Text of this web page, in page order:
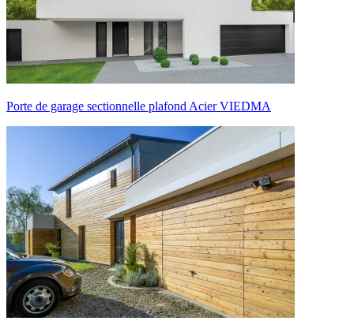
Porte de garage sectionnelle plafond Acier VIEDMA